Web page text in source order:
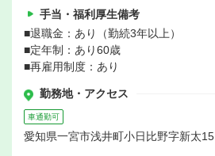
手当・福利厚生備考
■退職金：あり（勤続3年以上）
■定年制：あり60歳
■再雇用制度：あり
勤務地・アクセス
車通勤可
愛知県一宮市浅井町小日比野字新太15